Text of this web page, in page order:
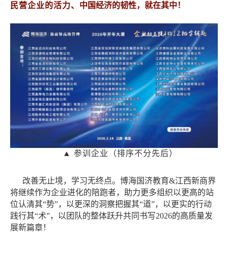
民营企业的活力、 中国经济的韧性，就在其中！
▲ 参训企业（排序不分先后）
改善无止境，学习无终点。博海国济教育&江西新商界
将继续作为企业进化的陪跑者，助力更多组织以更高的站
位认清其“势”，以更深的洞察把握其“道”，以更实的行动
践行其“术”，以团队的整体跃升共同书写2026的高质量发
展新篇章！